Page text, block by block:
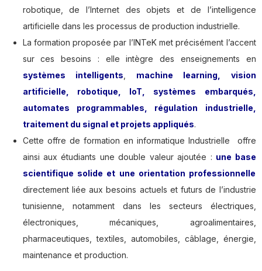
robotique, de l’Internet des objets et de l’intelligence
artificielle dans les processus de production industrielle.
La formation proposée par l’INTeK met précisément l’accent
sur ces besoins : elle intègre des enseignements en
systèmes intelligents
machine learning, vision
artificielle, robotique, IoT, systèmes embarqués,
automates programmables, régulation industrielle,
traitement du signal et projets appliqués.
Cette offre de formation en informatique Industrielle offre
ainsi aux étudiants une double valeur ajoutée : une base
scientifique solide et une orientation professionnelle
directement liée aux besoins actuels et futurs de l’industrie
tunisienne, notamment dans les secteurs électriques,
électroniques, mécaniques, agroalimentaires,
pharmaceutiques, textiles, automobiles, câblage, énergie,
maintenance et production.